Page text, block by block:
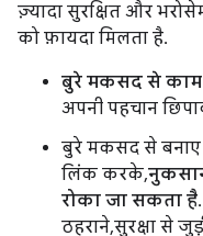
ज़्यादा सुरक्षित और
को फ़ायदा मिलता है.
बुरे मकसद से काम
अपनी पहचान
बुरे मकसद से
लिंक करके,
रोका जा सकता है
ठहराने, सुरक्षा से